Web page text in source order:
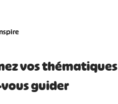
vos thématiques
guider